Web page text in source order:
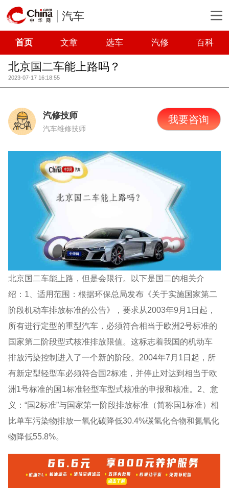
汽车
首页 文章 选车 汽修 百科
北京国二车能上路吗？
2023-07-17 16:18:55
汽修技师
汽车维修技师
我要咨询
北京国二车能上路，但是会限行。以下是国二的相关介
绍：1、适用范围：根据环保总局发布《关于实施国家第二
阶段机动车排放标准的公告》，要求从2003年9月1日起，
所有进行定型的重型汽车，必须符合相当于欧洲2号标准的
国家第二阶段型式核准排放限值。这标志着我国的机动车
排放污染控制进入了一个新的阶段。2004年7月1日起，所
有新定型轻型车必须符合国2标准，并停止对达到相当于欧
洲1号标准的国1标准轻型车型式核准的申报和核准。2、意
义：“国2标准”与国家第一阶段排放标准（简称国1标准）相
比单车污染物排放一氧化碳降低30.4%碳氢化合物和氮氧化
物降低55.8%。